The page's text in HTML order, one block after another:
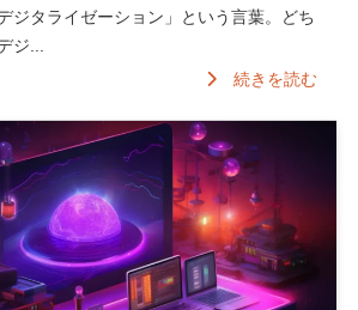
ジタライゼーション」という言葉。どち
ジ...
続きを読む